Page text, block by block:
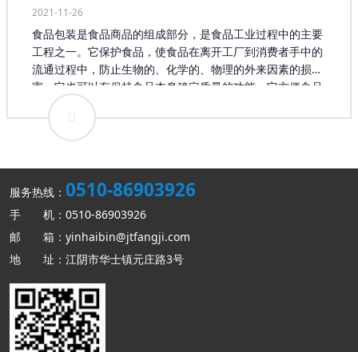
2021-11-26
食品包装是食品商品的组成部分，是食品工业过程中的主要
工程之一。它保护食品，使食品在离开工厂到消费者手中的
流通过程中，防止生物的、化学的、物理的外来因素的损
害，它也可以有保持食品本身稳定质量的功能，它方便食品
的食用，又是首先表现食品外观，吸引消费的形象，具有物
质成本以外的价值。因此，食品包装制造也是食品制造系统
工程不可分的部分。但食品包装制造的通用性又使它有相对
开始融入更多的内容。在业内专家顾卫东看来，现在消费者
对于食品包装的要求更多倾向于高质量、高技术含量，这就
品能够适应新的需求。在互联网影响不断扩大的今天，顾卫
东认为将移动互联网融入食品包装企业的生产无疑是解决以
上问题的办法。 据统计，目前我国的食品行业在国际市场中
占有很大比重，其所衍生出的食品包装也存在巨大的需求，
这为整个行业的发展提供了坚实的基础。我国食品包装行业
的产值正在以每年15%左右的速度增长，每年产生的经济效
服务热线： 0510-86903926
手 机：0510-86903926
邮 箱：yinhaibin@jtfangji.com
地 址：江阴市华士镇元庄路3号